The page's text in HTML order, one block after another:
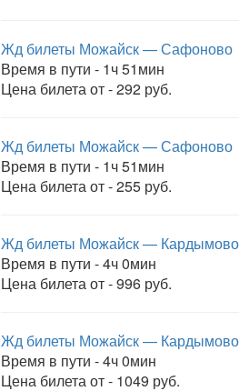
Жд билеты Можайск — Сафоново
Время в пути - 1ч 51мин
Цена билета от - 292 руб.
Жд билеты Можайск — Сафоново
Время в пути - 1ч 51мин
Цена билета от - 255 руб.
Жд билеты Можайск — Кардымово
Время в пути - 4ч 0мин
Цена билета от - 996 руб.
Жд билеты Можайск — Кардымово
Время в пути - 4ч 0мин
Цена билета от - 1049 руб.